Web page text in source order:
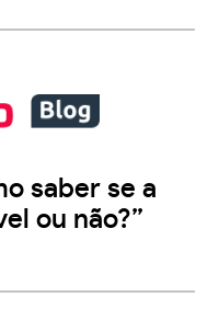
saber se a
ou não?”